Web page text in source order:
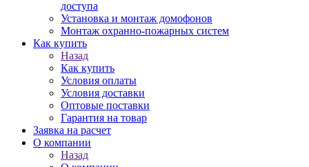
доступа
Установка и монтаж домофонов
Монтаж охранно-пожарных систем
Как купить
Назад
Как купить
Условия оплаты
Условия доставки
Оптовые поставки
Гарантия на товар
Заявка на расчет
О компании
Назад